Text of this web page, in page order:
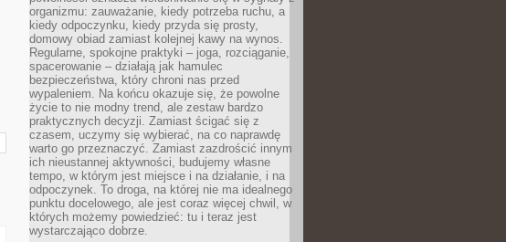
organizmu: zauważanie, kiedy potrzeba ruchu, a
kiedy odpoczynku, kiedy przyda się prosty,
domowy obiad zamiast kolejnej kawy na wynos.
Regularne, spokojne praktyki – joga, rozciąganie,
spacerowanie – działają jak hamulec
bezpieczeństwa, który chroni nas przed
wypaleniem. Na końcu okazuje się, że powolne
życie to nie modny trend, ale zestaw bardzo
praktycznych decyzji. Zamiast ścigać się z
czasem, uczymy się wybierać, na co naprawdę
warto go przeznaczyć. Zamiast zazdrościć innym
ich nieustannej aktywności, budujemy własne
tempo, w którym jest miejsce i na działanie, i na
odpoczynek. To droga, na której nie ma idealnego
punktu docelowego, ale jest coraz więcej chwil, w
których możemy powiedzieć: tu i teraz jest
wystarczająco dobrze.